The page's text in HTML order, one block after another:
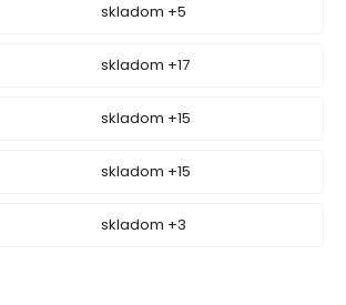
skladom +5
skladom +17
skladom +15
skladom +15
skladom +3